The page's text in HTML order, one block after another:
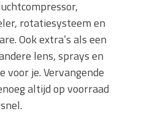
rotatiesysteem en
Ook extra’s als een
lens, sprays en
voor je. Vervangende
altijd op voorraad